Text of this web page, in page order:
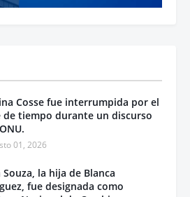
Cosse fue interrumpida por el
de tiempo durante un discurso
01, 2026
Souza, la hija de Blanca
fue designada como